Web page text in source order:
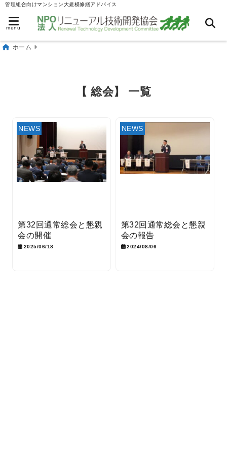
管理組合向けマンション大規模修繕アドバイス
menu
ホーム
【 総会】 一覧
NEWS
第32回通常総会と懇親
会の開催
2025/06/18
NEWS
第32回通常総会と懇親
会の報告
2024/08/06